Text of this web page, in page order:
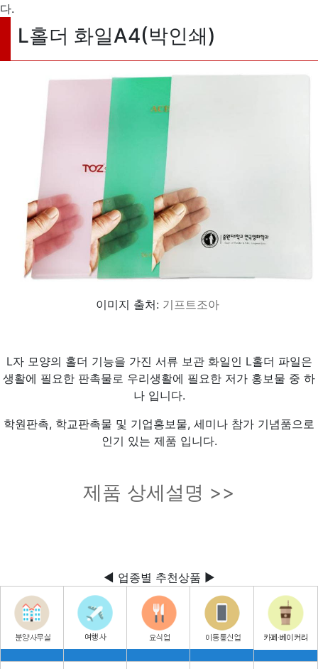
다.
L홀더 화일A4(박인쇄)
이미지 출처: 기프트조아
L자 모양의 홀더 기능을 가진 서류 보관 화일인 L홀더 파일은
생활에 필요한 판촉물로 우리생활에 필요한 저가 홍보물 중 하
나 입니다.
학원판촉, 학교판촉물 및 기업홍보물, 세미나 참가 기념품으로
인기 있는 제품 입니다.
제품 상세설명 >>
◀ 업종별 추천상품 ▶